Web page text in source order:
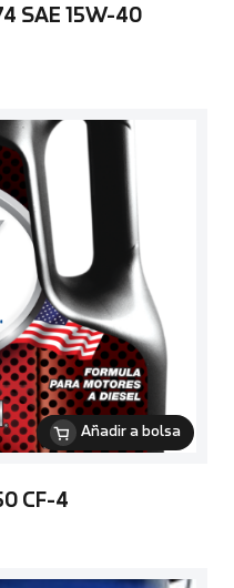
SAE 15W-40
Añadir a bolsa
CF-4